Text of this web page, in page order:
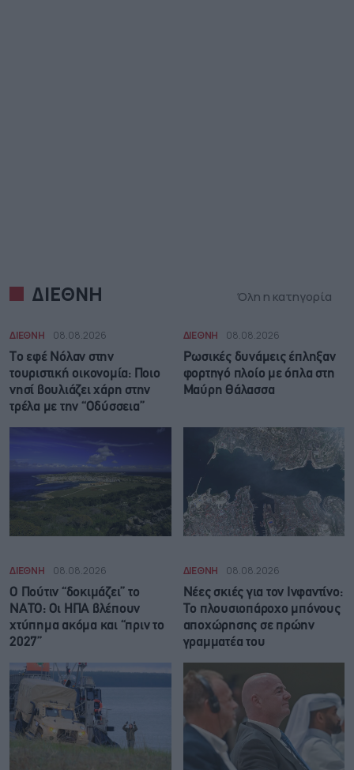
ΔΙΕΘΝΗ Όλη η κατηγορία
ΔΙΕΘΝΗ 08.08.2026
Το εφέ Νόλαν στην
τουριστική οικονομία: Ποιο
νησί βουλιάζει χάρη στην
τρέλα με την “Οδύσσεια”
ΔΙΕΘΝΗ 08.08.2026
Ρωσικές δυνάμεις έπληξαν
φορτηγό πλοίο με όπλα στη
Μαύρη Θάλασσα
ΔΙΕΘΝΗ 08.08.2026
Ο Πούτιν “δοκιμάζει” το
ΝΑΤΟ: Οι ΗΠΑ βλέπουν
χτύπημα ακόμα και “πριν το
2027”
ΔΙΕΘΝΗ 08.08.2026
Νέες σκιές για τον Ινφαντίνο:
Το πλουσιοπάροχο μπόνους
αποχώρησης σε πρώην
γραμματέα του